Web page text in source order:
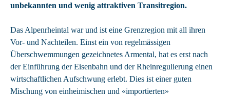
unbekannten und wenig attraktiven Transitregion.
Das Alpenrheintal war und ist eine Grenzregion mit all ihren
Vor- und Nachteilen. Einst ein von regelmässigen
Überschwemmungen gezeichnetes Armental, hat es erst nach
der Einführung der Eisenbahn und der Rheinregulierung einen
wirtschaftlichen Aufschwung erlebt. Dies ist einer guten
Mischung von einheimischen und «importierten»